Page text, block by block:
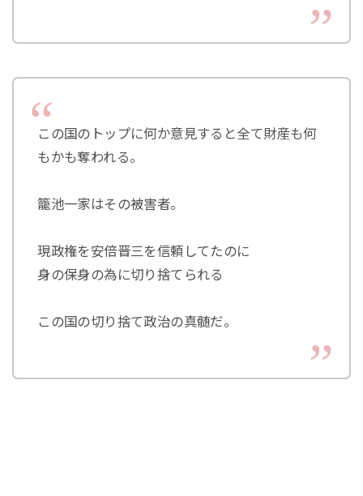
この国のトップに何か意見すると全て財産も何
もかも奪われる。
籠池一家はその被害者。
現政権を安倍晋三を信頼してたのに
身の保身の為に切り捨てられる
この国の切り捨て政治の真髄だ。